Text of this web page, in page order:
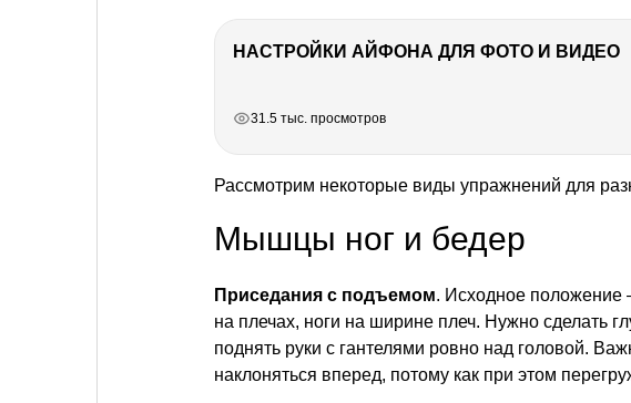
НАСТРОЙКИ АЙФОНА ДЛЯ ФОТО И ВИДЕО
31.5 тыс. просмотров
Рассмотрим некоторые виды упражнений для
Мышцы ног и бедер
Приседания с подъемом. Исходное положение
на плечах, ноги на ширине плеч. Нужно сделать
поднять руки с гантелями ровно над головой.
наклоняться вперед, потому как при этом